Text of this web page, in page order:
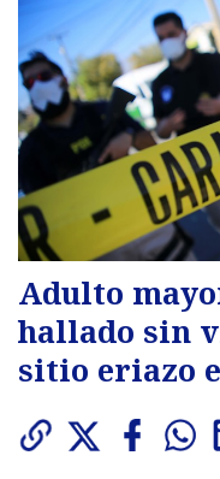
Adulto
hallado sin
sitio eriazo